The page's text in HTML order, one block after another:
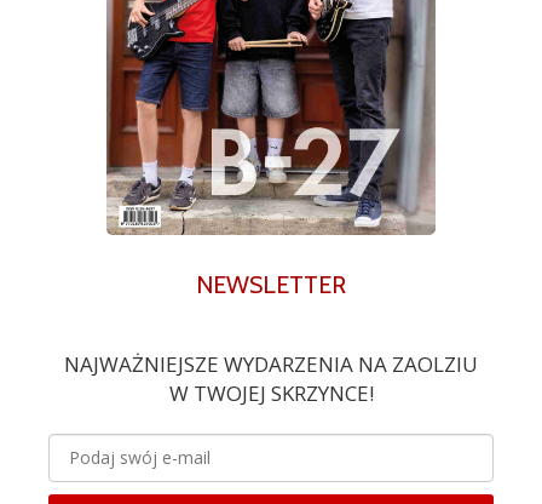
NEWSLETTER
NAJWAŻNIEJSZE WYDARZENIA NA ZAOLZIU
W TWOJEJ SKRZYNCE!